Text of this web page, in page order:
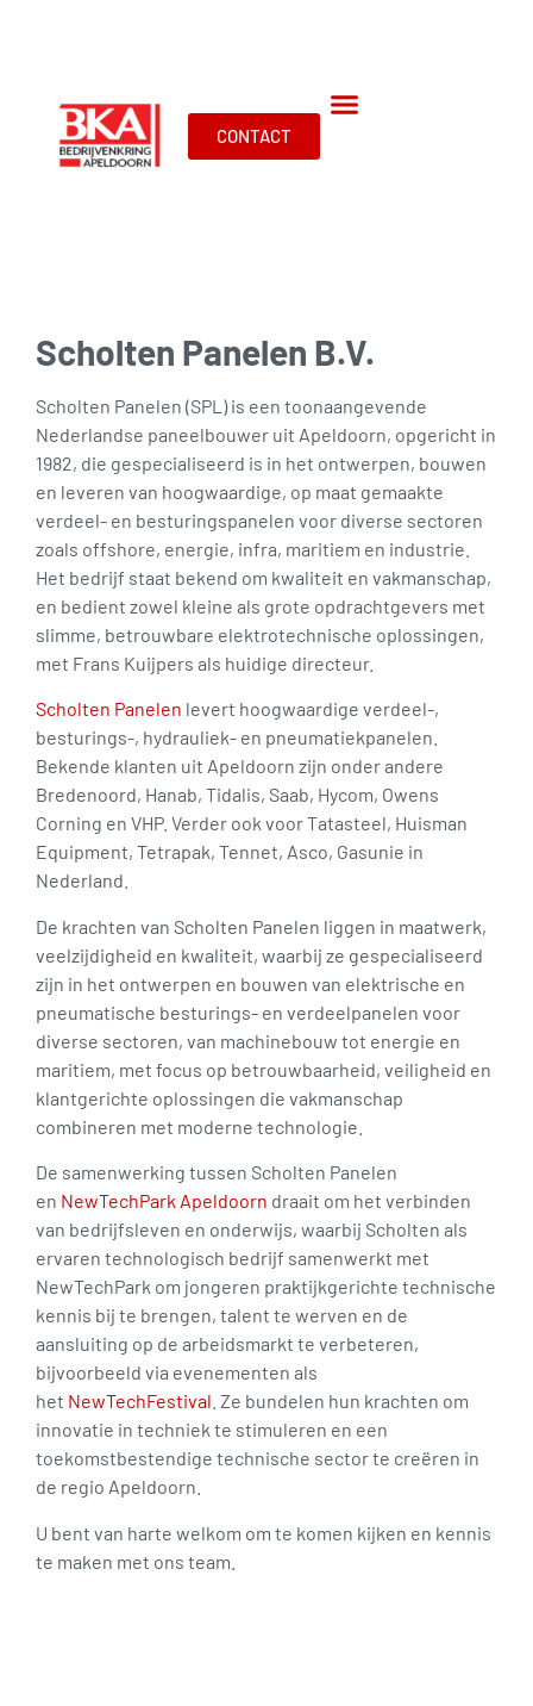
CONTACT
Scholten Panelen B.V.
Scholten Panelen (SPL) is een toonaangevende
Nederlandse paneelbouwer uit Apeldoorn, opgericht in
1982, die gespecialiseerd is in het ontwerpen, bouwen
en leveren van hoogwaardige, op maat gemaakte
verdeel- en besturingspanelen voor diverse sectoren
zoals offshore, energie, infra, maritiem en industrie.
Het bedrijf staat bekend om kwaliteit en vakmanschap,
en bedient zowel kleine als grote opdrachtgevers met
slimme, betrouwbare elektrotechnische oplossingen,
met Frans Kuijpers als huidige directeur.
Scholten Panelen levert hoogwaardige verdeel-,
besturings-, hydrauliek- en pneumatiekpanelen.
Bekende klanten uit Apeldoorn zijn onder andere
Bredenoord, Hanab, Tidalis, Saab, Hycom, Owens
Corning en VHP. Verder ook voor Tatasteel, Huisman
Equipment, Tetrapak, Tennet, Asco, Gasunie in
Nederland.
De krachten van Scholten Panelen liggen in maatwerk,
veelzijdigheid en kwaliteit, waarbij ze gespecialiseerd
zijn in het ontwerpen en bouwen van elektrische en
pneumatische besturings- en verdeelpanelen voor
diverse sectoren, van machinebouw tot energie en
maritiem, met focus op betrouwbaarheid, veiligheid en
klantgerichte oplossingen die vakmanschap
combineren met moderne technologie.
De samenwerking tussen Scholten Panelen
en NewTechPark Apeldoorn draait om het verbinden
van bedrijfsleven en onderwijs, waarbij Scholten als
ervaren technologisch bedrijf samenwerkt met
NewTechPark om jongeren praktijkgerichte technische
kennis bij te brengen, talent te werven en de
aansluiting op de arbeidsmarkt te verbeteren,
bijvoorbeeld via evenementen als
het NewTechFestival . Ze bundelen hun krachten om
innovatie in techniek te stimuleren en een
toekomstbestendige technische sector te creëren in
de regio Apeldoorn.
U bent van harte welkom om te komen kijken en kennis
te maken met ons team.